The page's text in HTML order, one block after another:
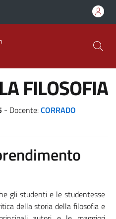
FILOSOFIA
- Docente:CORRADO
gli studenti e le studentesse
della storia della filosofia e